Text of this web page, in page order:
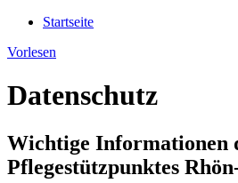
Startseite
Vorlesen
Datenschutz
Wichtige Informationen
Pflegestützpunktes